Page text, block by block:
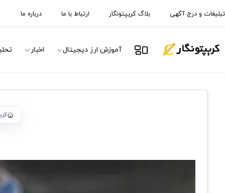
تبلیغات و درج آگهی بلاگ کریپتونگار ارتباط با ما درباره ما
آموزش ارز دیجیتال اخبار